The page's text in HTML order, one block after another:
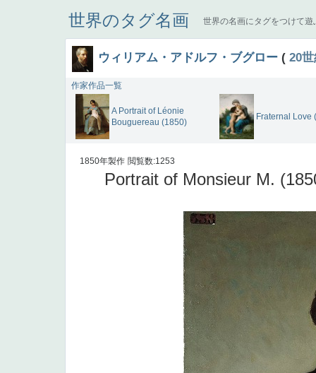
世界のタグ名画 世界の名画にタグをつけて遊
ウィリアム・アドルフ・ブグロー ( 20
作家作品一覧
A Portrait of Léonie
Bouguereau (1850)
Fraternal Love
1850年製作 閲覧数:1253
Portrait of Monsieur M.